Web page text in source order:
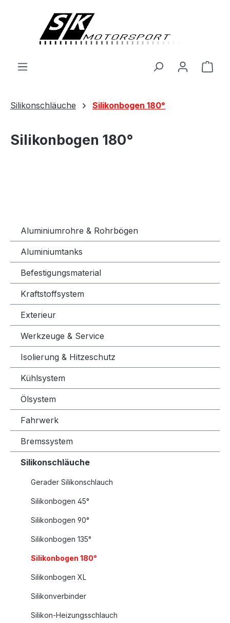
Silikonschläuche Silikonbogen 180°
Silikonbogen 180°
Aluminiumrohre & Rohrbögen
Aluminiumtanks
Befestigungsmaterial
Kraftstoffsystem
Exterieur
Werkzeuge & Service
Isolierung & Hitzeschutz
Kühlsystem
Ölsystem
Fahrwerk
Bremssystem
Silikonschläuche
Gerader Silikonschlauch
Silikonbogen 45°
Silikonbogen 90°
Silikonbogen 135°
Silikonbogen 180°
Silikonbogen XL
Silikonverbinder
Silikon-Heizungsschlauch